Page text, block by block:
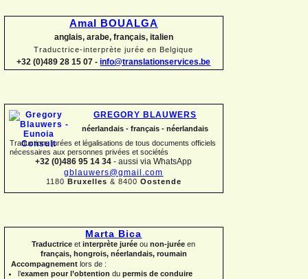
Amal BOUALGA
anglais, arabe, français, italien
Traductrice-interprète jurée en Belgique
+32 (0)489 28 15 07 - info@translationservices.be
GREGORY BLAUWERS
néerlandais - français - néerlandais
Traductions jurées et légalisations de tous documents officiels
nécessaires aux personnes privées et sociétés
+32 (0)486 95 14 34 - aussi via WhatsApp
gblauwers@gmail.com
1180 Bruxelles & 8400 Oostende
Marta Bica
Traductriceet interprète jurée ounon-juréeen
français, hongrois, néerlandais, roumain
Accompagnement lors de :
l’examen pour l’obtention du permis de conduire